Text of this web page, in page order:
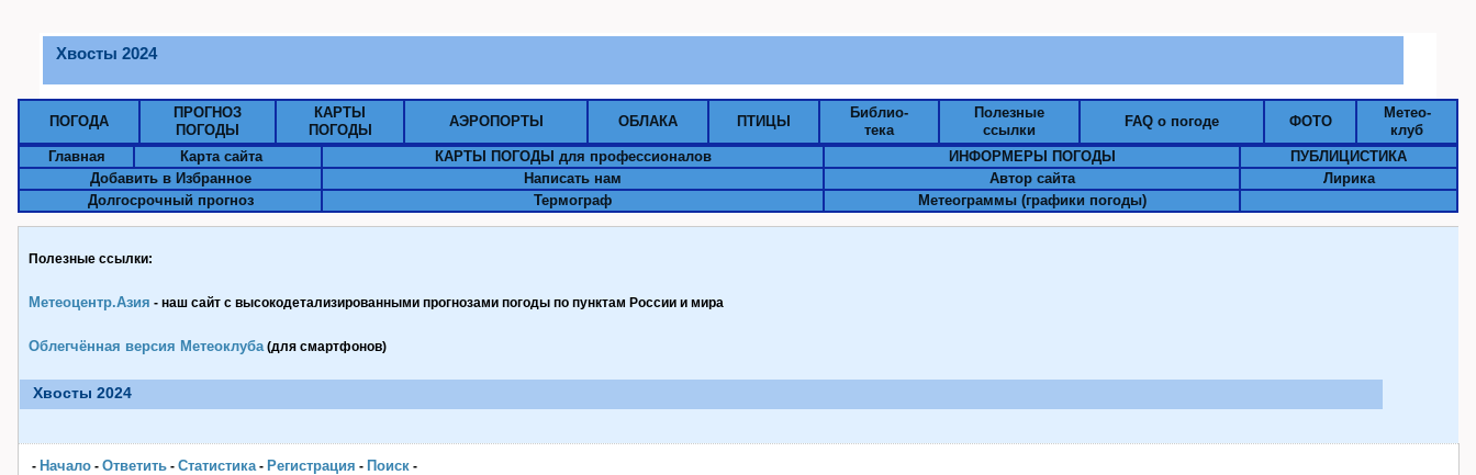
Хвосты 2024
ПОГОДА
ПРОГНОЗ
ПОГОДЫ
КАРТЫ
ПОГОДЫ
АЭРОПОРТЫ ОБЛАКА ПТИЦЫ
Библио-
тека
Полезные
ссылки
FAQ о погоде ФОТО
Метео-
клуб
Главная
Карта сайта КАРТЫ ПОГОДЫ для профессионалов ИНФОРМЕРЫ ПОГОДЫ
ПУБЛИЦИСТИКА
Добавить в Избранное
Написать нам Автор сайта
Лирика
Долгосрочный прогноз
Термограф Метеограммы (графики погоды)
Полезные ссылки:
Метеоцентр.Азия - наш сайт с высокодетализированными прогнозами погоды по пунктам Pоссии и мира
Облегчённая версия Метеоклуба(для смартфонов)
Хвосты 2024
- Начало - Ответить - Статистика- Pегистрация - Поиск -